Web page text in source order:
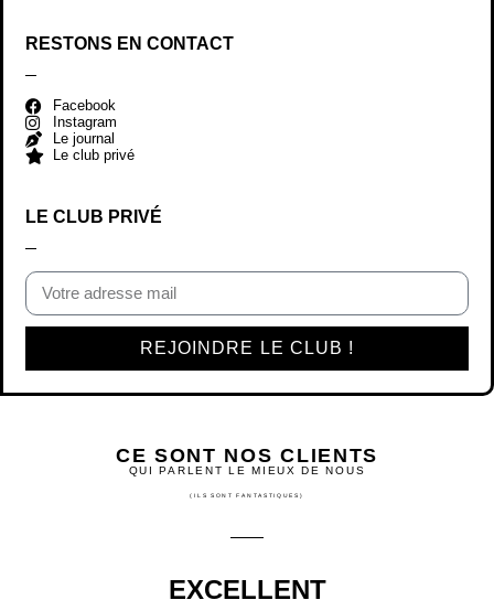
RESTONS EN CONTACT
Facebook
Instagram
Le journal
Le club privé
LE CLUB PRIVÉ
REJOINDRE LE CLUB !
CE SONT NOS CLIENTS
QUI PARLENT LE MIEUX DE NOUS
(ILS SONT FANTASTIQUES)
EXCELLENT